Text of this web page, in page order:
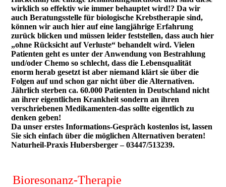
wirklich so effektiv wie immer behauptet wird!? Da wir
auch Beratungsstelle für biologische Krebstherapie sind,
können wir auch hier auf eine langjährige Erfahrung
zurück blicken und müssen leider feststellen, dass auch hier
„ohne Rücksicht auf Verluste“ behandelt wird. Vielen
Patienten geht es unter der Anwendung von Bestrahlung
und/oder Chemo so schlecht, dass die Lebensqualität
enorm herab gesetzt ist aber niemand klärt sie über die
Folgen auf und schon gar nicht über die Alternativen.
Jährlich sterben ca. 60.000 Patienten in Deutschland nicht
an ihrer eigentlichen Krankheit sondern an ihren
verschriebenen Medikamenten-das sollte eigentlich zu
denken geben!
Da unser erstes Informations-Gespräch kostenlos ist, lassen
Sie sich einfach über die möglichen Alternativen beraten!
Naturheil-Praxis Hubersberger – 03447/513239.
Bioresonanz-Therapie